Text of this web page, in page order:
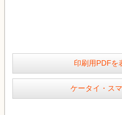
印刷用PDFを
ケータイ・ス